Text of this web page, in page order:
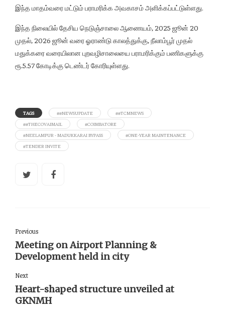
இந்த மாதம்வரை மட்டும் பராமரிக்க அவகாசம் அளிக்கப்பட்டுள்ளது.
இந்த நிலையில் தேசிய நெடுஞ்சாலை ஆணையம், 2025 ஜூன் 20
முதல், 2026 ஜூன் வரை ஓராண்டு காலத்துக்கு, நீலாம்பூர் முதல்
மதுக்கரை வரையிலான புறவழிசாலையை பராமரிக்கும் பணிகளுக்கு
ரூ.5.57 கோடிக்கு டெண்டர் கோரியுள்ளது.
TAGS ##NEWSUPDATE
##TCMNEWS
##THECOVAIMAIL
#COIMBATORE
#NEELAMPUR - MADUKKARAI BYPASS
#ONE-YEAR MAINTENANCE
#TENDER INVITE
Previous
Meeting on Airport Planning &
Development held in city
Next
Heart-shaped structure unveiled at
GKNMH